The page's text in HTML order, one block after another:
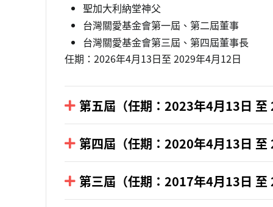
聖加大利納堂神父
台灣關愛基金會第一屆、第二屆董事
台灣關愛基金會第三屆、第四屆董事長
任期：2026年4月13日至 2029年4月12日
第五屆（任期：2023年4月13日 至
關愛董事長 / 汪其桐
台灣關愛基金會第一屆、第二屆、第三屆、
三犬基金慈善事業家
任期：2023年4月13日至 2026年4月12日
第四屆（任期：2020年4月13日 至
關愛董事長 / 李漢民
中華道明會會長
第三屆（任期：2017年4月13日 至
關愛董事長 / 李漢民